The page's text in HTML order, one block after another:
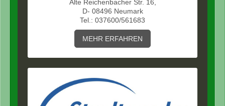
Alte Reichenbacher Str. 16,
D- 08496 Neumark
Tel.: 037600/561683
MEHR ERFAHREN